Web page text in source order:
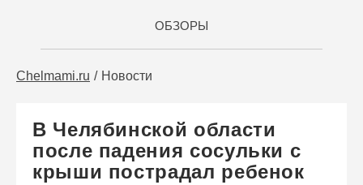
ОБЗОРЫ
Chelmami.ru Новости
В Челябинской области
после падения сосульки с
крыши пострадал ребенок